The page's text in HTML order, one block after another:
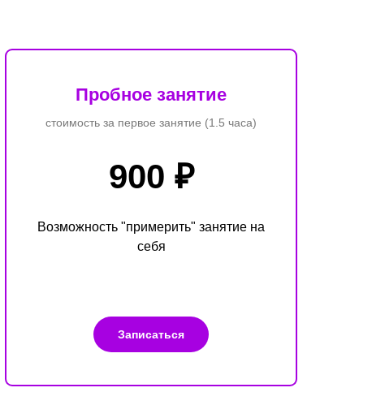
Пробное занятие
стоимость за первое занятие (1.5 часа)
900 ₽
Возможность "примерить" занятие на
себя
Записаться